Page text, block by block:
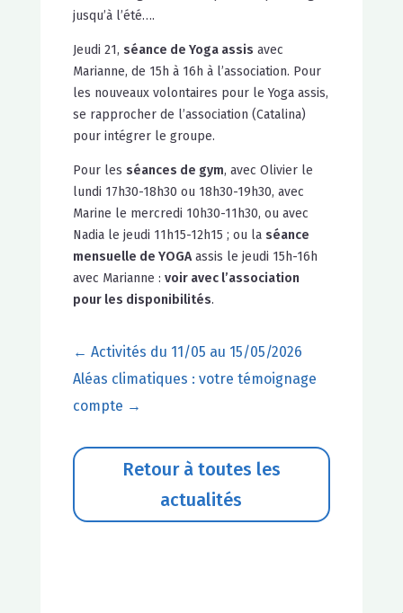
jusqu’à l’été….
Jeudi 21, séance de Yoga assis avec
Marianne, de 15h à 16h à l’association. Pour
les nouveaux volontaires pour le Yoga assis,
se rapprocher de l’association (Catalina)
pour intégrer le groupe.
Pour les séances de gym, avec Olivier le
lundi 17h30-18h30 ou 18h30-19h30, avec
Marine le mercredi 10h30-11h30, ou avec
Nadia le jeudi 11h15-12h15 ; ou la séance
mensuelle de YOGAassis le jeudi 15h-16h
avec Marianne : voir avec l’association
pour les disponibilités.
← Activités du 11/05 au 15/05/2026
Aléas climatiques : votre témoignage
compte →
Retour à toutes les
actualités